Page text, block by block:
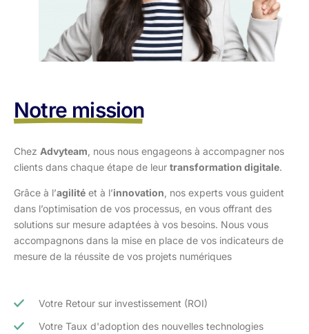
Notre mission
Chez Advyteam , nous nous engageons à accompagner nos
clients dans chaque étape de leur transformation digitale.
Grâce à l’agilité et à l’innovation , nos experts vous guident
dans l’optimisation de vos processus, en vous offrant des
solutions sur mesure adaptées à vos besoins. Nous vous
accompagnons dans la mise en place de vos indicateurs de
mesure de la réussite de vos projets numériques
Votre Retour sur investissement (ROI)
Votre Taux d'adoption des nouvelles technologies